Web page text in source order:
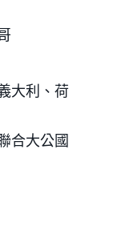
大利、荷
合大公國